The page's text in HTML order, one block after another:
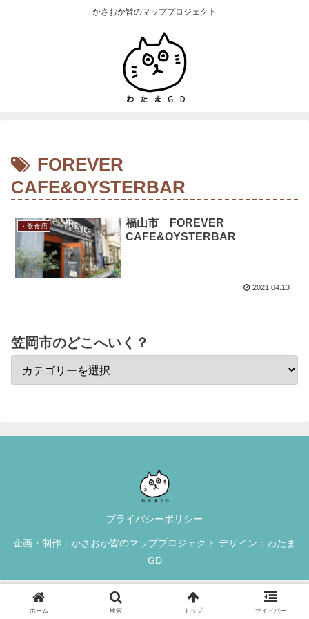
かさおか皆のマッププロジェクト
FOREVER
CAFE&OYSTERBAR
・飲食店
福山市 FOREVER
CAFE&OYSTERBAR
2021.04.13
笠岡市のどこへいく？
プライバシーポリシー
企画・制作：かさおか皆のマッププロジェクト デザイン：わたま
GD
ホーム 検索 トップ サイドバー